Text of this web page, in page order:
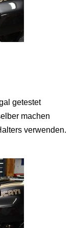
getestet
machen
verwenden.